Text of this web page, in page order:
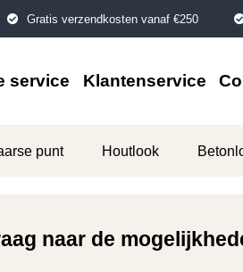
Gratis verzendkosten vanaf €250
service Klantenservice
punt Houtlook
naar de